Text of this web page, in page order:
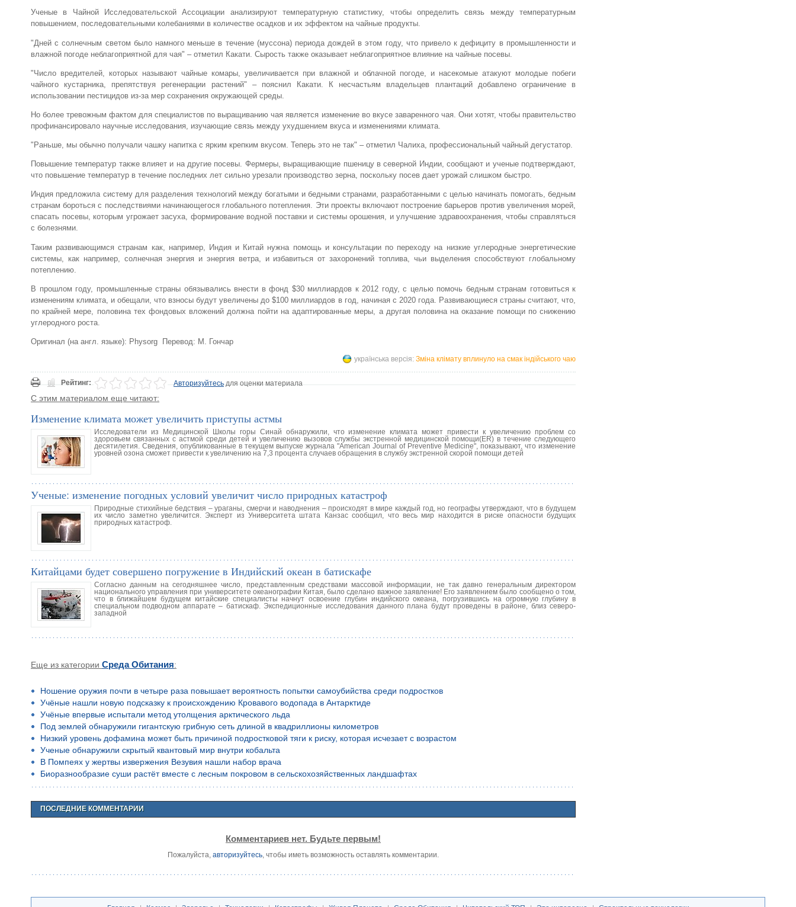
Ученые в Чайной Исследовательской Ассоциации анализируют температурную статистику, чтобы определить связь между температурным
повышением, последовательными колебаниями в количестве осадков и их эффектом на чайные продукты.
"Дней с солнечным светом было намного меньше в течение (муссона) периода дождей в этом году, что привело к дефициту в промышленности и
влажной погоде неблагоприятной для чая" – отметил Какати. Сырость также оказывает неблагоприятное влияние на чайные посевы.
"Число вредителей, которых называют чайные комары, увеличивается при влажной и облачной погоде, и насекомые атакуют молодые побеги
чайного кустарника, препятствуя регенерации растений" – пояснил Какати. К несчастьям владельцев плантаций добавлено ограничение в
использовании пестицидов из-за мер сохранения окружающей среды.
Но более тревожным фактом для специалистов по выращиванию чая является изменение во вкусе заваренного чая. Они хотят, чтобы правительство
профинансировало научные исследования, изучающие связь между ухудшением вкуса и изменениями климата.
"Раньше, мы обычно получали чашку напитка с ярким крепким вкусом. Теперь это не так" – отметил Чалиха, профессиональный чайный дегустатор.
Повышение температур также влияет и на другие посевы. Фермеры, выращивающие пшеницу в северной Индии, сообщают и ученые подтверждают,
что повышение температур в течение последних лет сильно урезали производство зерна, поскольку посев дает урожай слишком быстро.
Индия предложила систему для разделения технологий между богатыми и бедными странами, разработанными с целью начинать помогать, бедным
странам бороться с последствиями начинающегося глобального потепления. Эти проекты включают построение барьеров против увеличения морей,
спасать посевы, которым угрожает засуха, формирование водной поставки и системы орошения, и улучшение здравоохранения, чтобы справляться
с болезнями.
Таким развивающимся странам как, например, Индия и Китай нужна помощь и консультации по переходу на низкие углеродные энергетические
системы, как например, солнечная энергия и энергия ветра, и избавиться от захоронений топлива, чьи выделения способствуют глобальному
потеплению.
В прошлом году, промышленные страны обязывались внести в фонд $30 миллиардов к 2012 году, с целью помочь бедным странам готовиться к
изменениям климата, и обещали, что взносы будут увеличены до $100 миллиардов в год, начиная с 2020 года. Развивающиеся страны считают, что,
по крайней мере, половина тех фондовых вложений должна пойти на адаптированные меры, а другая половина на оказание помощи по снижению
углеродного роста.
Оригинал (на англ. языке): Physorg Перевод: М. Гончар
українська версія: Зміна клімату вплинуло на смак індійського чаю
Рейтинг: Авторизуйтесьдля оценки материала
С этим материалом еще читают:
Изменение климата может увеличить приступы астмы
Исследователи из Медицинской Школы горы Синай обнаружили, что изменение климата может привести к увеличению проблем со
здоровьем связанных с астмой среди детей и увеличению вызовов службы экстренной медицинской помощи(ER) в течение следующего
десятилетия. Сведения, опубликованные в текущем выпуске журнала "American Journal of Preventive Medicine", показывают, что изменение
уровней озона сможет привести к увеличению на 7,3 процента случаев обращения в службу экстренной скорой помощи детей
Ученые: изменение погодных условий увеличит число природных катастроф
Природные стихийные бедствия – ураганы, смерчи и наводнения – происходят в мире каждый год, но географы утверждают, что в будущем
их число заметно увеличится. Эксперт из Университета штата Канзас сообщил, что весь мир находится в риске опасности будущих
природных катастроф.
Китайцами будет совершено погружение в Индийский океан в батискафе
Согласно данным на сегодняшнее число, представленным средствами массовой информации, не так давно генеральным директором
национального управления при университете океанографии Китая, было сделано важное заявление! Его заявлением было сообщено о том,
что в ближайшем будущем китайские специалисты начнут освоение глубин индийского океана, погрузившись на огромную глубину в
специальном подводном аппарате – батискаф. Экспедиционные исследования данного плана будут проведены в районе, близ северо-
западной
Еще из категории Среда Обитания:
Ношение оружия почти в четыре раза повышает вероятность попытки самоубийства среди подростков
Учёные нашли новую подсказку к происхождению Кровавого водопада в Антарктиде
Учёные впервые испытали метод утолщения арктического льда
Под землей обнаружили гигантскую грибную сеть длиной в квадриллионы километров
Низкий уровень дофамина может быть причиной подростковой тяги к риску, которая исчезает с возрастом
Ученые обнаружили скрытый квантовый мир внутри кобальта
В Помпеях у жертвы извержения Везувия нашли набор врача
Биоразнообразие суши растёт вместе с лесным покровом в сельскохозяйственных ландшафтах
ПОСЛЕДНИЕ КОММЕНТАРИИ
Комментариев нет. Будьте первым!
Пожалуйста, авторизуйтесь, чтобы иметь возможность оставлять комментарии.